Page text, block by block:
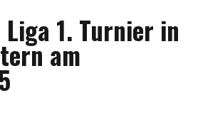
Liga 1. Turnier in
am